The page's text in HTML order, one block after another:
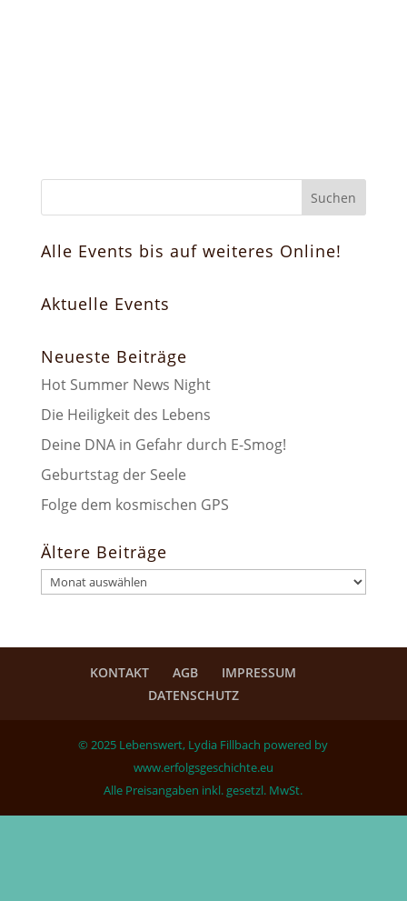
Alle Events bis auf weiteres Online!
Aktuelle Events
Neueste Beiträge
Hot Summer News Night
Die Heiligkeit des Lebens
Deine DNA in Gefahr durch E-Smog!
Geburtstag der Seele
Folge dem kosmischen GPS
Ältere Beiträge
Ältere
KONTAKT AGB
IMPRESSUM
DATENSCHUTZ
© 2025 Lebenswert, Lydia Fillbach powered by
www.erfolgsgeschichte.eu
Alle Preisangaben inkl. gesetzl. MwSt.